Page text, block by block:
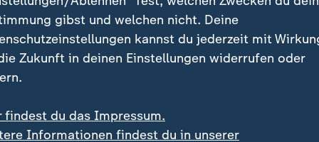
unter 200 (Soldaten). Also
ist die Bedrohungsanalyse
Staaten selbst nicht so
vorgetragen wird.
gibst und welchen nicht. Deine
kannst du jederzeit mit
Zukunft in deinen Einstellungen widerrufen oder
findest du das Impressum.
Informationen findest du in unserer